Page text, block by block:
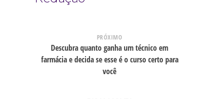
PRÓXIMO
Descubra quanto ganha um técnico em
farmácia e decida se esse é o curso certo para
você